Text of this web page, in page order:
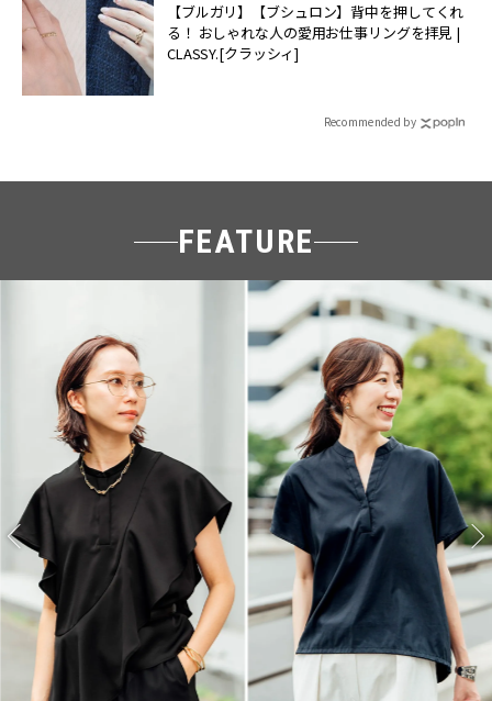
【ブルガリ】【ブシュロン】背中を押してくれ
る！ おしゃれな人の愛用お仕事リングを拝見 |
CLASSY.[クラッシィ]
Recommended by
FEATURE